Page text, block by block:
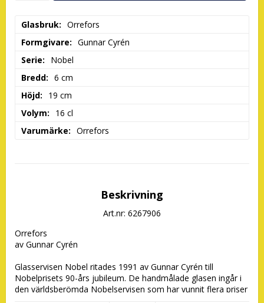
Glasbruk
Orrefors
Formgivare
Gunnar Cyrén
Serie
Nobel
Bredd
6 cm
Höjd
19 cm
Volym
16 cl
Varumärke
Orrefors
Beskrivning
Art.nr: 6267906
Orrefors
av Gunnar Cyrén
Glasservisen Nobel ritades 1991 av Gunnar Cyrén till
Nobelprisets 90-års jubileum. De handmålade glasen ingår i
den världsberömda Nobelservisen som har vunnit flera priser